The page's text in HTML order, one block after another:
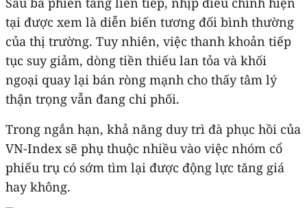
tại được xem là diễn biến tương đối bình thường
của thị trường. Tuy nhiên, việc thanh khoản tiếp
tục suy giảm, dòng tiền thiếu lan tỏa và khối
ngoại quay lại bán ròng mạnh cho thấy tâm lý
thận trọng vẫn đang chi phối.
Trong ngắn hạn, khả năng duy trì đà phục hồi của
VN-Index sẽ phụ thuộc nhiều vào việc nhóm cổ
phiếu trụ có sớm tìm lại được động lực tăng giá
hay không.